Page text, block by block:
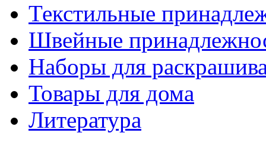
Текстильные
Швейные
Наборы для
Товары для дома
Литература